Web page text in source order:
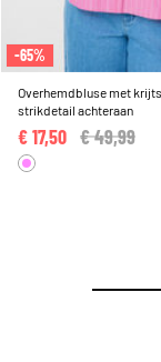
-65%
Overhemdbluse met
strikdetail achteraan
Price
€ 49,99
€ 17,50